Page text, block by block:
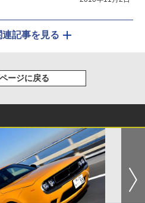
連記事を見る
ージに戻る